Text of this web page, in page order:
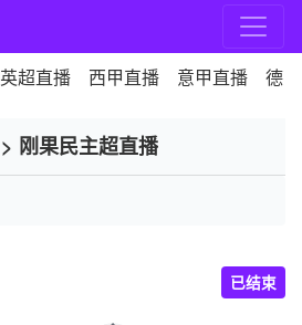
英超直播 西甲直播 意甲直播 德
> 刚果民主超直播
已结束